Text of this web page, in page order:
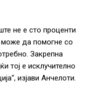
не е сто проценти
може да помогне со
Закрепна
тој е исклучително
изјави Анчелоти.